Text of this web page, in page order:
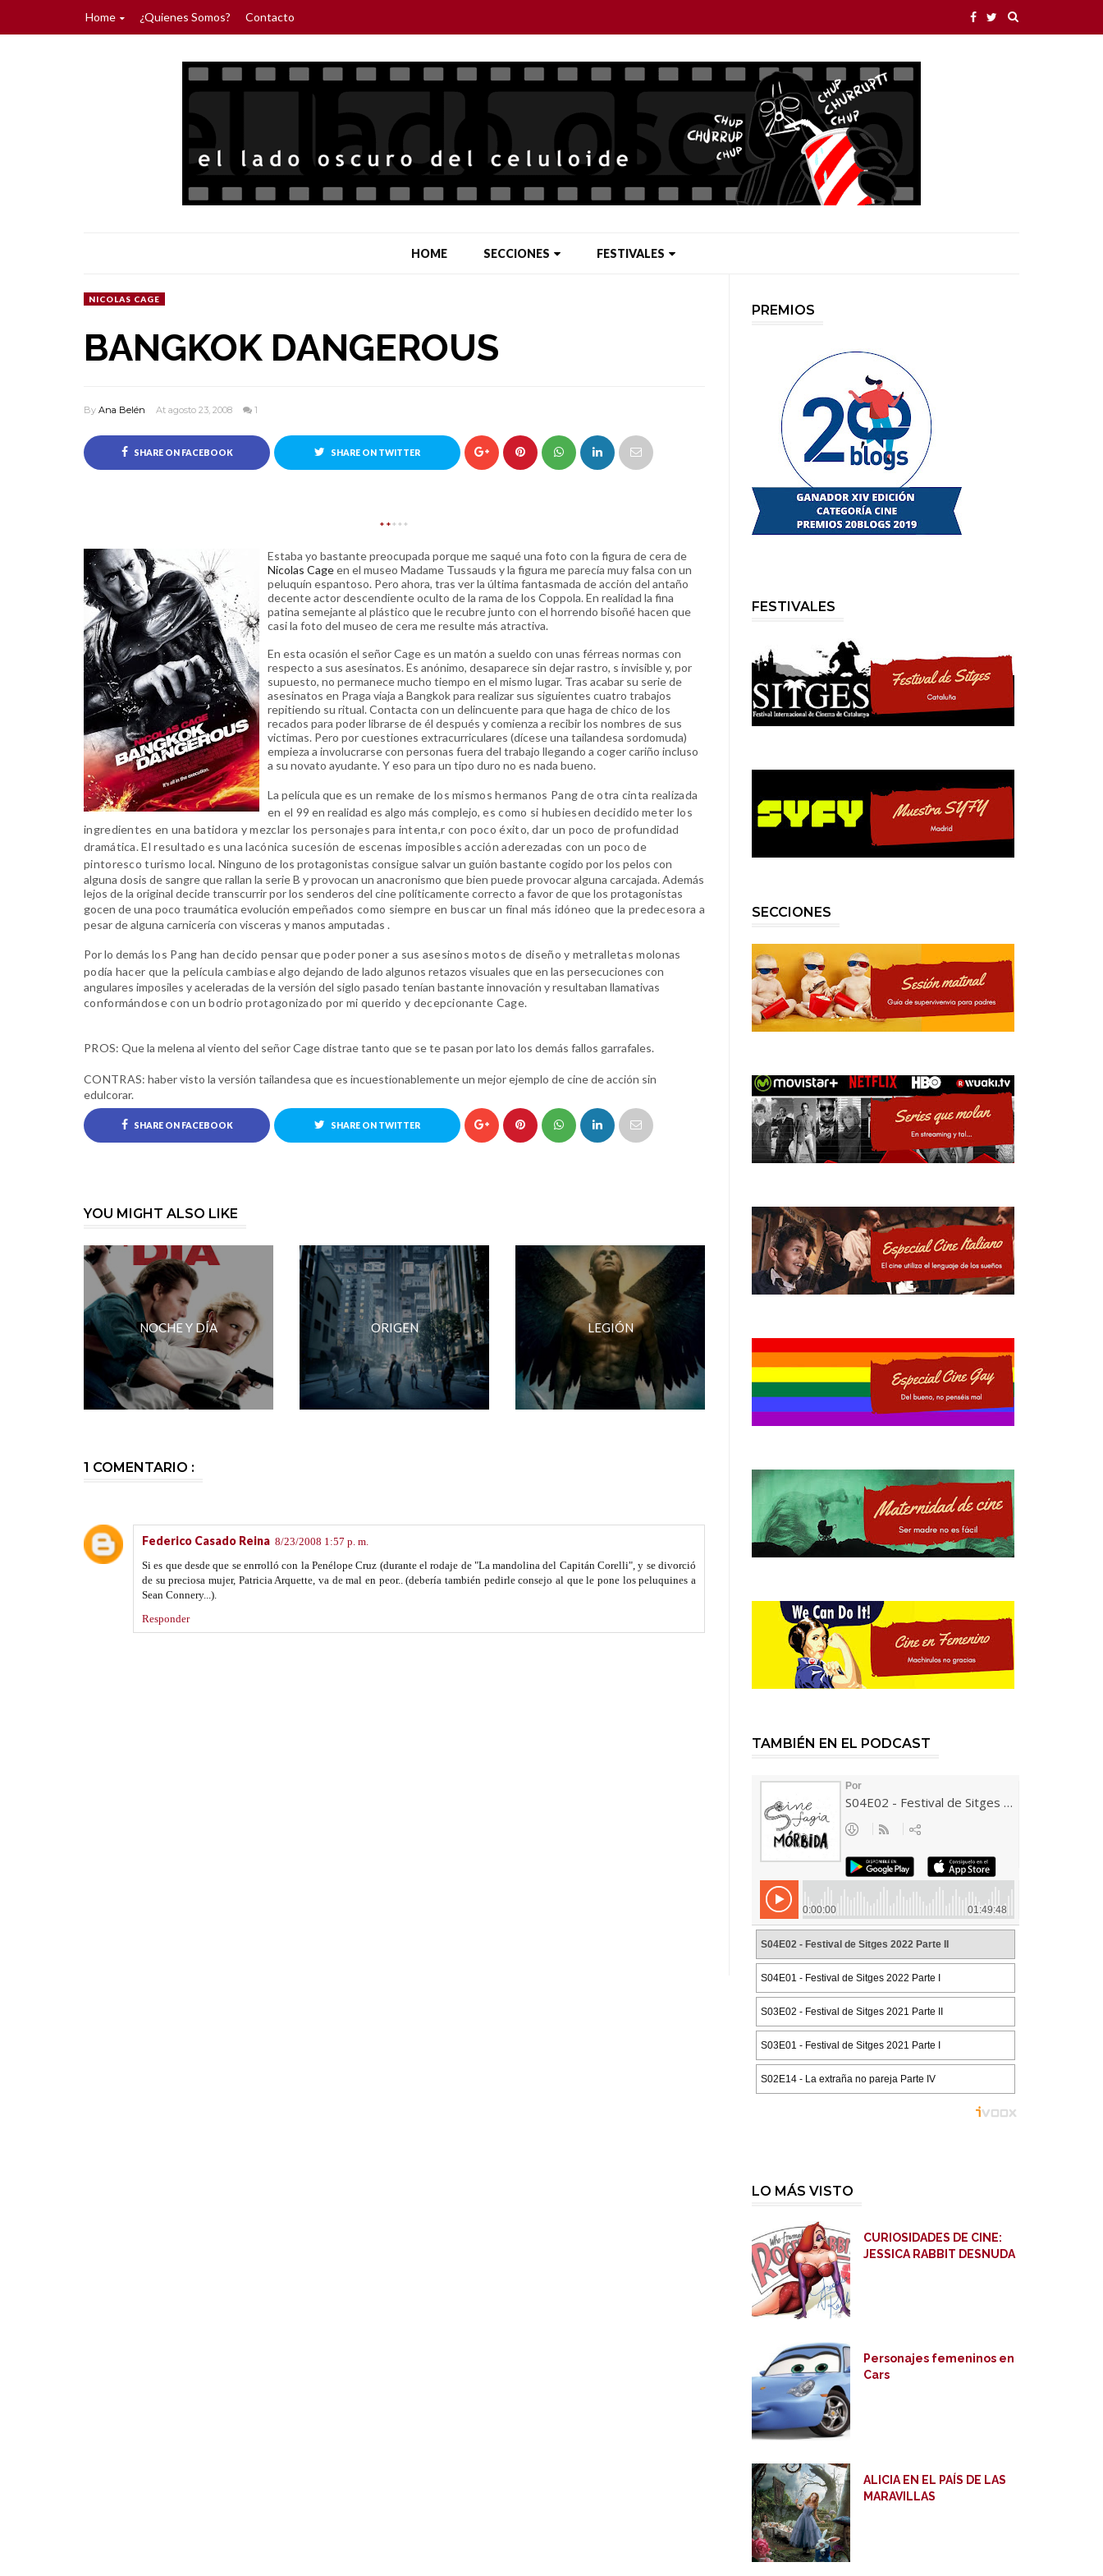
Home ¿Quienes Somos? Contacto
HOME SECCIONES FESTIVALES
NICOLAS CAGE
BANGKOK DANGEROUS
By Ana Belén At agosto 23, 2008 1
SHARE ON FACEBOOK SHARE ON TWITTER
*****
Estaba yo bastante preocupada porque me saqué una foto con la figura de cera de
Nicolas Cageen el museo Madame Tussauds y la figura me parecía muy falsa con un
peluquín espantoso. Pero ahora, tras ver la última fantasmada de acción del antaño
decente actor descendiente oculto de la rama de los Coppola. En realidad la fina
patina semejante al plástico que le recubre junto con el horrendo bisoñé hacen que
casi la foto del museo de cera me resulte más atractiva.
En esta ocasión el señor Cage es un matón a sueldo con unas férreas normas con
respecto a sus asesinatos. Es anónimo, desaparece sin dejar rastro, s invisible y, por
supuesto, no permanece mucho tiempo en el mismo lugar. Tras acabar su serie de
asesinatos en Praga viaja a Bangkok para realizar sus siguientes cuatro trabajos
repitiendo su ritual. Contacta con un delincuente para que haga de chico de los
recados para poder librarse de él después y comienza a recibir los nombres de sus
victimas. Pero por cuestiones extracurriculares (dícese una tailandesa sordomuda)
empieza a involucrarse con personas fuera del trabajo llegando a coger cariño incluso
a su novato ayudante. Y eso para un tipo duro no es nada bueno.
La película que es un remake de los mismos hermanos Pang de otra cinta realizada
en el 99 en realidad es algo más complejo,es como si hubiesen decidido meter los
ingredientes en una batidora y mezclar los personajes para intenta,r con poco éxito, dar un poco de profundidad
dramática. El resultado es una lacónica sucesión de escenas imposibles acción aderezadas con un poco de
pintoresco turismo local. Ninguno de los protagonistas consigue salvar un guión bastante cogido por los pelos con
alguna dosis de sangre que rallan la serie B y provocan un anacronismo que bien puede provocar alguna carcajada. Además
lejos de la original decide transcurrir por los senderos del cine políticamente correcto a favor de que los protagonistas
gocen de una poco traumática evolución empeñados como siempre en buscar un final más idóneo que la predecesora a
pesar de alguna carnicería con visceras y manos amputadas .
Por lo demás los Pang han decido pensar que poder poner a sus asesinos motos de diseño y metralletas molonas
podía hacer que la película cambiase algo dejando de lado algunos retazos visuales que en las persecuciones con
angulares imposiles y aceleradas de la versión del siglo pasado tenían bastante innovación y resultaban llamativas
conformándose con un bodrio protagonizado por mi querido y decepcionante Cage.
PROS: Que la melena al viento del señor Cage distrae tanto que se te pasan por lato los demás fallos garrafales.
CONTRAS: haber visto la versión tailandesa que es incuestionablemente un mejor ejemplo de cine de acción sin
edulcorar.
SHARE ON FACEBOOK SHARE ON TWITTER
YOU MIGHT ALSO LIKE
NOCHE Y DÍA ORIGEN LEGIÓN
1 COMENTARIO :
Federico Casado Reina 8/23/2008 1:57 p. m.
Si es que desde que se enrrolló con la Penélope Cruz (durante el rodaje de "La mandolina del Capitán Corelli", y se divorció
de su preciosa mujer, Patricia Arquette, va de mal en peor.. (debería también pedirle consejo al que le pone los peluquines a
Sean Connery...).
Responder
PREMIOS
FESTIVALES
SECCIONES
TAMBIÉN EN EL PODCAST
LO MÁS VISTO
CURIOSIDADES DE CINE:
JESSICA RABBIT DESNUDA
Personajes femeninos en
Cars
ALICIA EN EL PAÍS DE LAS
MARAVILLAS